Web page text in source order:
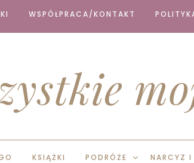
WSPÓŁPRACA/KONTAKT
KSIĄŻKI PODRÓŻE NARCYZ I